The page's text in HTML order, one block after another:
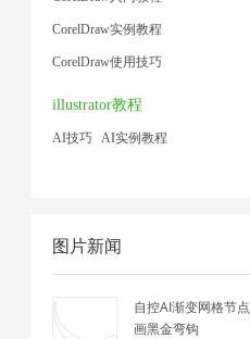
CorelDraw实例教程
CorelDraw使用技巧
illustrator教程
AI技巧 AI实例教程
图片新闻
自控AI渐变网格节点
画黑金弯钩